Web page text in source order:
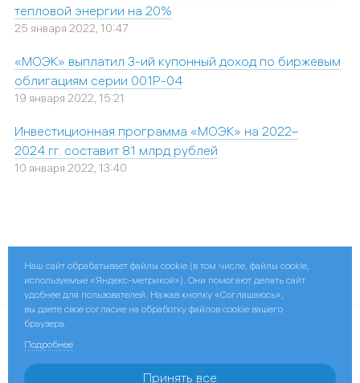
тепловой энергии на 20%
25 января 2022, 10:47
«МОЭК» выплатил 3-ий купонный доход по биржевым
облигациям серии 001Р-04
19 января 2022, 15:21
Инвестиционная программа «МОЭК» на 2022–
2024 гг. составит 81 млрд рублей
10 января 2022, 13:40
Поделиться:
© 2026 ПАО «МОЭК»
ПАО «Газпром»
Наш сайт обрабатывает файлы cookie (в том числе, файлы cookie,
используемые «Яндекс-метрикой»). Они помогают делать сайт
удобнее для пользователей. Нажав кнопку «Соглашаюсь»,
вы даете свое согласие на обработку файлов cookie вашего
браузера.
Подробнее
Принять все